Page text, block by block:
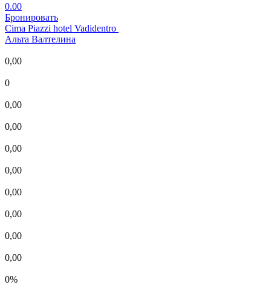
0.00
Бронировать
Cima Piazzi hotel Vadidentro
Альта Валтелина
0,00
0
0,00
0,00
0,00
0,00
0,00
0,00
0,00
0,00
0%